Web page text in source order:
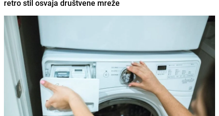
retro stil osvaja društvene mreže